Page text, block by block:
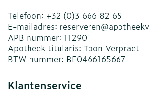
Telefoon: +32 (0)3 666 82 65
E-mailadres: reserveren@
APB nummer: 112901
Apotheek titularis: Toon Verpraet
BTW nummer: BE0466165667
Klantenservice